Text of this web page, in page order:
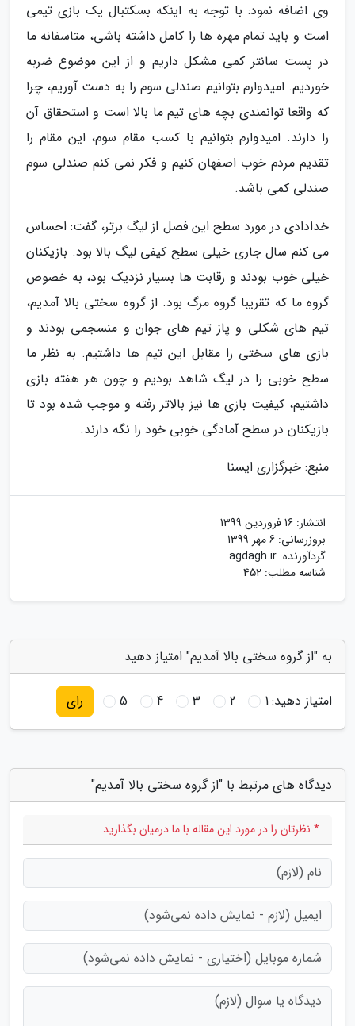
وی اضافه نمود: با توجه به اینکه بسکتبال یک بازی تیمی
است و باید تمام مهره ها را کامل داشته باشی، متاسفانه ما
در پست سانتر کمی مشکل داریم و از این موضوع ضربه
خوردیم. امیدوارم بتوانیم صندلی سوم را به دست آوریم، چرا
که واقعا توانمندی بچه های تیم ما بالا است و استحقاق آن
را دارند. امیدوارم بتوانیم با کسب مقام سوم، این مقام را
تقدیم مردم خوب اصفهان کنیم و فکر نمی کنم صندلی سوم
صندلی کمی باشد.
خدادادی در مورد سطح این فصل از لیگ برتر، گفت: احساس
می کنم سال جاری خیلی سطح کیفی لیگ بالا بود. بازیکنان
خیلی خوب بودند و رقابت ها بسیار نزدیک بود، به خصوص
گروه ما که تقریبا گروه مرگ بود. از گروه سختی بالا آمدیم،
تیم های شکلی و پاز تیم های جوان و منسجمی بودند و
بازی های سختی را مقابل این تیم ها داشتیم. به نظر ما
سطح خوبی را در لیگ شاهد بودیم و چون هر هفته بازی
داشتیم، کیفیت بازی ها نیز بالاتر رفته و موجب شده بود تا
بازیکنان در سطح آمادگی خوبی خود را نگه دارند.
منبع: خبرگزاری ایسنا
انتشار: 16 فروردین 1399
بروزرسانی: 6 مهر 1399
گردآورنده: agdagh.ir
شناسه مطلب: 452
به "از گروه سختی بالا آمدیم" امتیاز دهید
امتیاز دهید:1
2
3
4
5 رای
دیدگاه های مرتبط با "از گروه سختی بالا آمدیم"
* نظرتان را در مورد این مقاله با ما درمیان بگذارید